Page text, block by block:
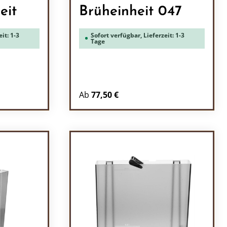
1-3
Brüheinheit 047
Sofort verfügbar, Lieferzeit: 1-3
Tage
Ab 77,50 €